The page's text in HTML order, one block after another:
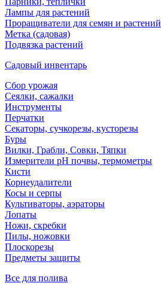
Лампы для растений
Проращиватели для семян и растений
Метка (садовая)
Подвязка растений
Садовый инвентарь
Сбор урожая
Сеялки, сажалки
Инструменты
Перчатки
Секаторы, сучкорезы, кусторезы
Буры
Вилки, Грабли, Совки, Тяпки
Измерители pH почвы, термометры
Кисти
Корнеудалители
Косы и серпы
Культиваторы, аэраторы
Лопаты
Ножи, скребки
Пилы, ножовки
Плоскорезы
Предметы защиты
Все для полива